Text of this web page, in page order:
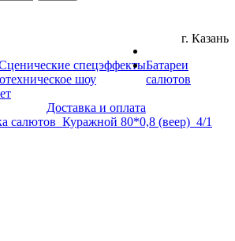
спецэффекты
шоу
Доставка и оплата
г. Казань
Батареи
салютов
салютов_Куражной 80*0,8 (веер)_4/1